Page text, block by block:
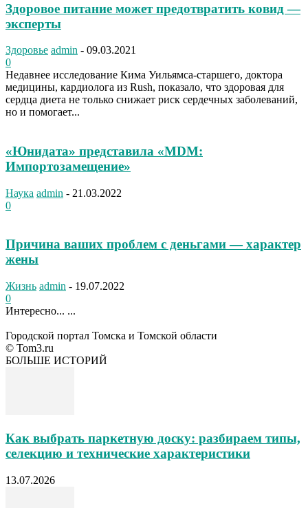
Здоровое питание может предотвратить ковид —
эксперты
Здоровье admin - 09.03.2021
0
Недавнее исследование Кима Уильямса-старшего, доктора
медицины, кардиолога из Rush, показало, что здоровая для
сердца диета не только снижает риск сердечных заболеваний,
но и помогает...
«Юнидата» представила «MDM:
Импортозамещение»
Наука admin - 21.03.2022
0
Причина ваших проблем с деньгами — характер
жены
Жизнь admin - 19.07.2022
0
Интересно... ...
Городской портал Томска и Томской области
© Tom3.ru
БОЛЬШЕ ИСТОРИЙ
Как выбрать паркетную доску: разбираем типы,
селекцию и технические характеристики
13.07.2026